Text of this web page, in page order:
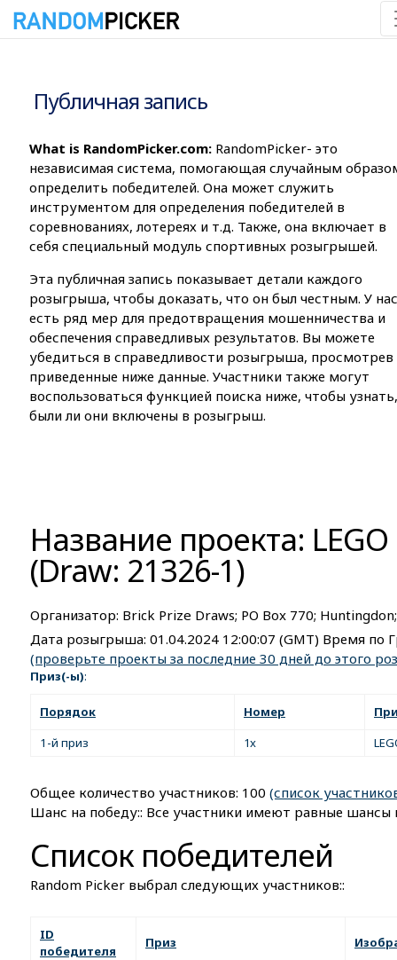
Публичная запись
What is RandomPicker.com: RandomPicker- это
независимая система, помогающая случайным
определить победителей. Она может служить
инструментом для определения победителей в
соревнованиях, лотереях и т.д. Также, она включает в
себя специальный модуль спортивных розыгрышей.
Эта публичная запись показывает детали каждого
розыгрыша, чтобы доказать, что он был честным. У нас
есть ряд мер для предотвращения мошенничества и
обеспечения справедливых результатов. Вы можете
убедиться в справедливости розыгрыша, просмотрев
приведенные ниже данные. Участники также могут
воспользоваться функцией поиска ниже, чтобы узнать,
были ли они включены в розыгрыш.
Название проекта:
(Draw: 21326-1)
Организатор: Brick Prize Draws; PO Box 770;
Дата розыгрыша: 01.04.2024 12:00:07 (GMT) Время по
(проверьте проекты за последние 30 дней до этого
Приз(-ы):
Порядок Номер
1-й приз
1x
Общее количество участников: 100 (список
Шанс на победу:: Все участники имеют равные шансы
Список победителей
Random Picker выбрал следующих участников::
ID
победителя
Приз